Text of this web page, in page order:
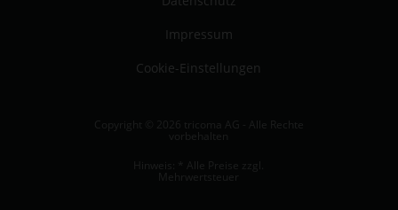
Impressum
Cookie-Einstellungen